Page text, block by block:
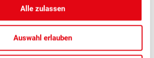
Alle zulassen
Auswahl erlauben
Verarbeitung, Verband
Netzwerkanlass Schweizer